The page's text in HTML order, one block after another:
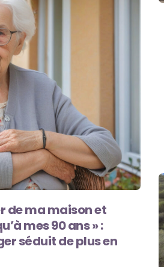
de ma maison et
mes 90 ans » :
séduit de plus en